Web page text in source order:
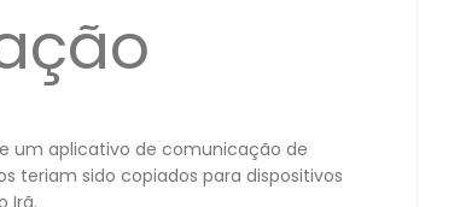
um aplicativo de comunicação de
teriam sido copiados para dispositivos
Irã.